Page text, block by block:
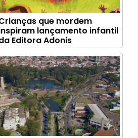
que mordem
lançamento infantil
Editora Adonis